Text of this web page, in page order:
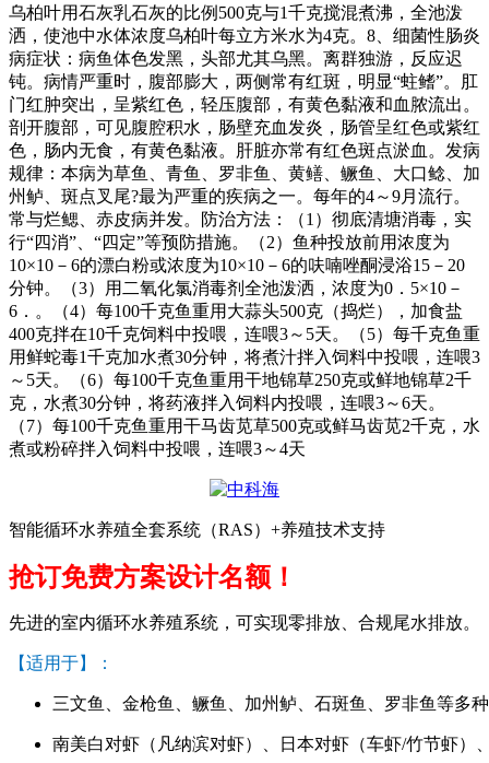
乌柏叶用石灰乳石灰的比例 500克与1千克搅混煮沸，全池泼
洒，使池中水体浓度乌柏叶每立方米水为4克。 8 、细菌性肠炎
病症状：病鱼体色发黑，头部尤其乌黑。离群独游，反应迟
钝。病情严重时，腹部膨大，两侧常有红斑，明显“蛀鳍”。肛
门红肿突出，呈紫红色，轻压腹部，有黄色黏液和血脓流出。
剖开腹部，可见腹腔积水，肠壁充血发炎，肠管呈红色或紫红
色，肠内无食，有黄色黏液。肝脏亦常有红色斑点淤血。发病
规律：本病为草鱼、青鱼、罗非鱼、黄鳝、鳜鱼、大口鲶、加
州鲈、斑点叉尾?最为严重的疾病之一。每年的4～9月流行。
常与烂鳃、赤皮病并发。防治方法：（1 ）彻底清塘消毒，实
行“四消” “四定”等预防措施。（2）鱼种投放前用浓度为
10×10 － 6的漂白粉或浓度为10×10 － 6的呋喃唑酮浸浴15 － 20
分钟。（3）用二氧化氯消毒剂全池泼洒，浓度为0 ． 5×10 －
6 ．。（4）每100千克鱼重用大蒜头500克（捣烂），加食盐
400克拌在10千克饲料中投喂，连喂3～ 5天。（5）每千克鱼重
用鲜蛇毒1千克加水煮30分钟，将煮汁拌入饲料中投喂，连喂3
～ 5天。（6）每100千克鱼重用干地锦草250克或鲜地锦草2千
克，水煮30分钟，将药液拌入饲料内投喂，连喂3～6天。
（7）每100千克鱼重用干马齿苋草500克或鲜马齿苋2千克，水
煮或粉碎拌入饲料中投喂，连喂3～4天
智能循环水养殖全套系统（RAS）+养殖技术支持
抢订免费方案设计名额！
先进的室内循环水养殖系统，可实现零排放、合规尾水排放。
【适用于】：
三文鱼、金枪鱼、鳜鱼、加州鲈、石斑鱼、罗非鱼等多
南美白对虾（凡纳滨对虾）、日本对虾（车虾/竹节虾）